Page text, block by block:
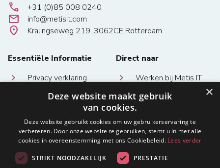
local_phone +31 (0)85 008 0240
email info@metisit.com
location_on Kralingseweg 219, 3062CE Rotterdam
Essentiële Informatie
Privacy verklaring
Algemene
bepalingen
Direct naar
Werken bij Metis IT
Diensten Metis IT
Homepage
×
Deze website maakt gebruik
van cookies.
Deze website gebruikt cookies om uw gebruikerservaring te
verbeteren. Door onze website te gebruiken, stemt u in met alle
cookies in overeenstemming met ons Cookiebeleid. Lees verder
STRIKT NOODZAKELIJK PRESTATIE